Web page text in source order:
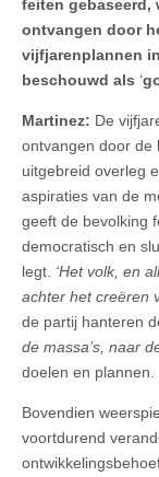
feiten gebaseerd,
ontvangen door
vijfjarenplannen
beschouwd als ‘
Martinez: De
ontvangen door de
uitgebreid overleg
aspiraties van de
geeft de bevolking
democratisch en
legt. ‘Het volk, en
achter het creëren
de partij hanteren
de massa’s, naar
doelen en plannen.
Bovendien
voortdurend